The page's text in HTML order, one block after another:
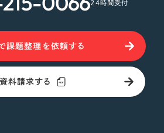
24時間受付
課題整理を依頼する
資料請求する